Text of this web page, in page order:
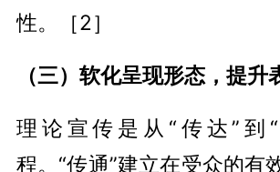
性。［2］
（三）软化呈现形态，提升
理论宣传是从“传达”到
程。“传通”建立在受众的有